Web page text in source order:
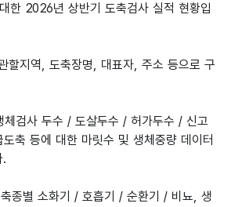
한 2026년 상반기 도축검사 실적 현황입
할지역, 도축장명, 대표자, 주소 등으로 구
검사 두수 / 도살두수 / 허가두수 / 신고
축 등에 대한 마릿수 및 생체중량 데이터
.
종별 소화기 / 호흡기 / 순환기 / 비뇨, 생